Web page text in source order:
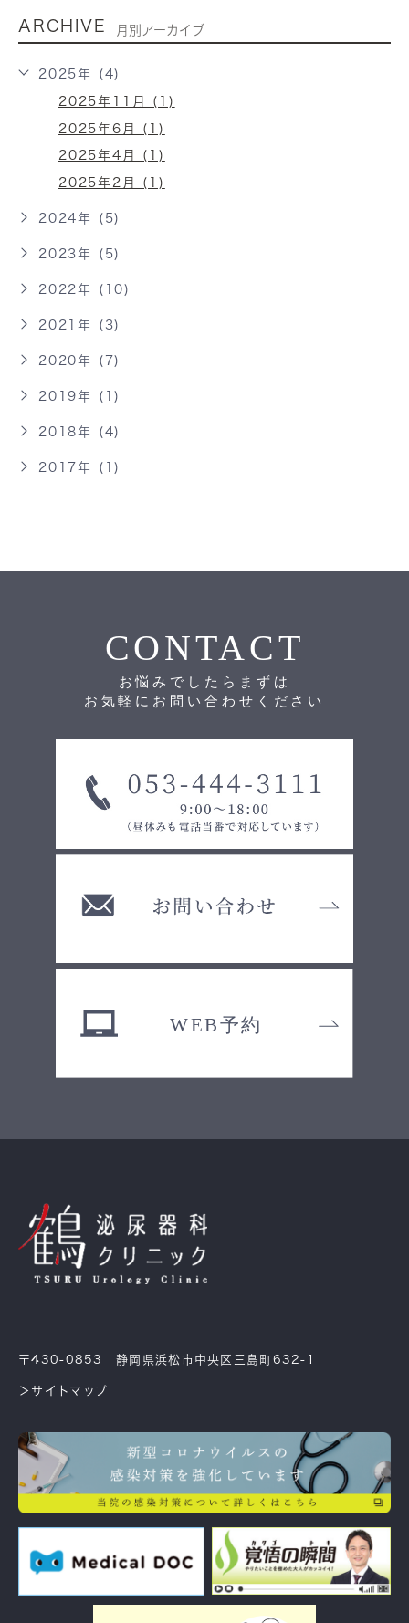
ARCHIVE 月別アーカイブ
2025年 (4)
2025年11月 (1)
2025年6月 (1)
2025年4月 (1)
2025年2月 (1)
2024年 (5)
2023年 (5)
2022年 (10)
2021年 (3)
2020年 (7)
2019年 (1)
2018年 (4)
2017年 (1)
CONTACT
お悩みでしたらまずは
お気軽にお問い合わせください
〒430-0853 静岡県浜松市中央区三島町632-1
＞サイトマップ